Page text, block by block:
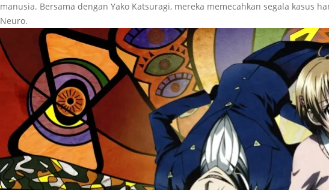
manusia. Bersama dengan Yako Katsuragi, mereka memecahkan segala kasus
Neuro.